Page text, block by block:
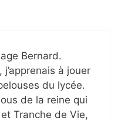
Bernard.
j’apprenais à jouer
du lycée.
de la reine qui
Tranche de Vie,